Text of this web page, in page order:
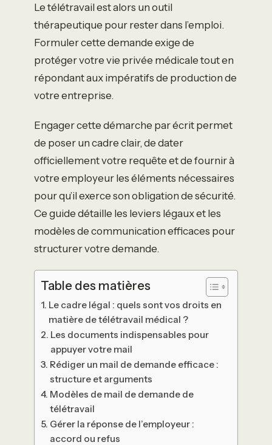
Le télétravail est alors un outil
thérapeutique pour rester dans l’emploi.
Formuler cette demande exige de
protéger votre vie privée médicale tout en
répondant aux impératifs de production de
votre entreprise.
Engager cette démarche par écrit permet
de poser un cadre clair, de dater
officiellement votre requête et de fournir à
votre employeur les éléments nécessaires
pour qu’il exerce son obligation de sécurité.
Ce guide détaille les leviers légaux et les
modèles de communication efficaces pour
structurer votre demande.
Table des matières
Le cadre légal : quels sont vos droits en
matière de télétravail médical ?
Les documents indispensables pour
appuyer votre mail
Rédiger un mail de demande efficace :
structure et arguments
Modèles de mail de demande de
télétravail
Gérer la réponse de l’employeur :
accord ou refus